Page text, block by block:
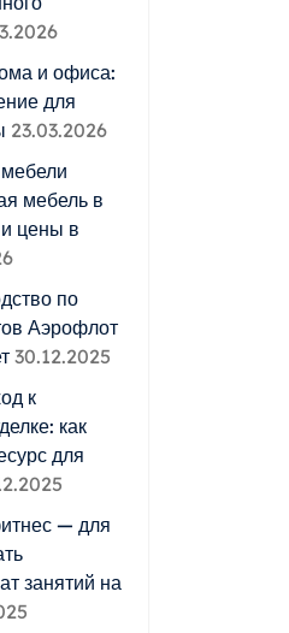
и офиса:
для
23.03.2026
мебель в
цены в
по
Аэрофлот
30.12.2025
к
как
для
— для
занятий на